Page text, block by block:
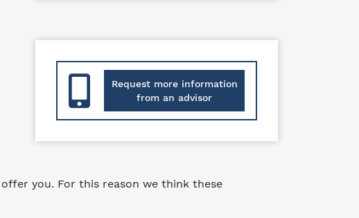
Request more information
from an advisor
you. For this reason we think these